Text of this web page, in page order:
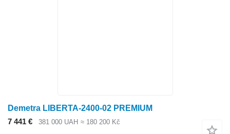
Demetra LIBERTA-2400-02 PREMIUM
7 441 €
381 000 UAH ≈ 180 200 Kč